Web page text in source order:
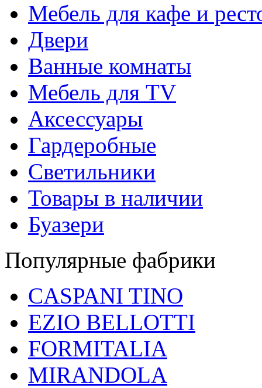
Мебель для кафе и
Двери
Ванные комнаты
Мебель для TV
Аксессуары
Гардеробные
Светильники
Товары в наличии
Буазери
Популярные фабрики
CASPANI TINO
EZIO BELLOTTI
FORMITALIA
MIRANDOLA